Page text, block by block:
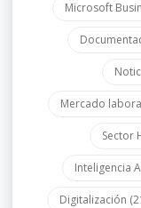
Microsoft
Mercado
Sector
Inteligencia
Digitalización